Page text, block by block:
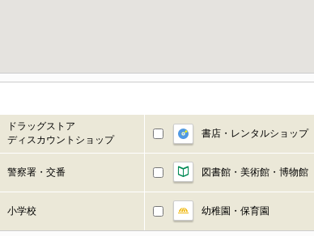
ドラッグストア
ディスカウントショップ
書店・レンタルショップ
警察署・交番 図書館・美術館・博物館
小学校 幼稚園・保育園